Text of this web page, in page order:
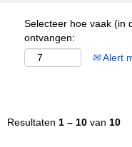
Selecteer hoe vaak (in
ontvangen:
Alert
Resultaten 1 – 10 van 10